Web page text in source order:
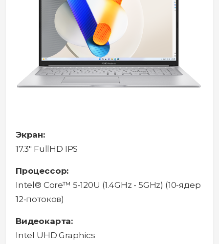
Экран:
17.3" FullHD IPS
Процессор:
Intel® Core™ 5-120U (1.4GHz - 5GHz) (10-ядер
12-потоков)
Видеокарта:
Intel UHD Graphics